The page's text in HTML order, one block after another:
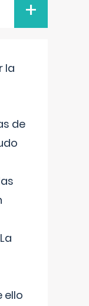
+
la
de
ello